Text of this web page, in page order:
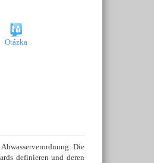
Otázka
Die
definieren und deren